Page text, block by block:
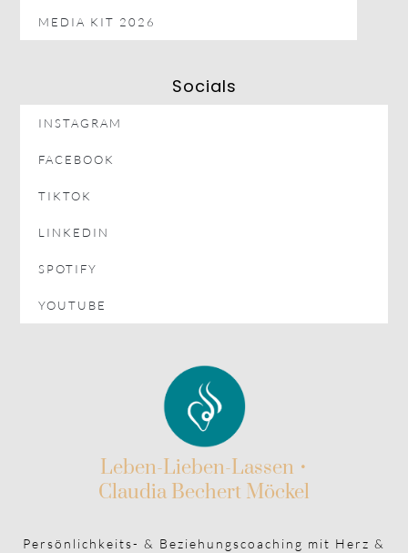
Leben-Lieben-Lassen •
Claudia Bechert Möckel
Persönlichkeits- & Beziehungscoaching mit Herz &
MEDIA KIT 2026
Socials
INSTAGRAM
FACEBOOK
TIKTOK
LINKEDIN
SPOTIFY
YOUTUBE